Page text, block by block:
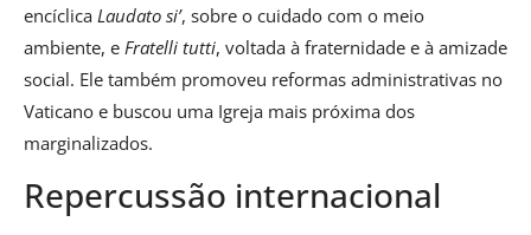
encíclica Laudato si’, sobre o cuidado com o meio
ambiente, e Fratelli tutti, voltada à fraternidade e à amizade
social. Ele também promoveu reformas administrativas no
Vaticano e buscou uma Igreja mais próxima dos
marginalizados.
Repercussão internacional